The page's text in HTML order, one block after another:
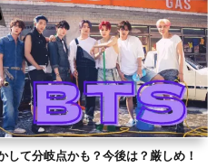
て分岐点かも？今後は？厳しめ！